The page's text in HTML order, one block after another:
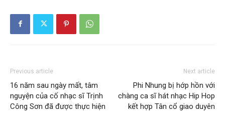
Previous article
16 năm sau ngày mất, tâm
nguyện của cố nhạc sĩ Trịnh
Công Sơn đã được thực hiện
Next article
Phi Nhung bị hớp hồn với
chàng ca sĩ hát nhạc Hip Hop
kết hợp Tân cổ giao duyên